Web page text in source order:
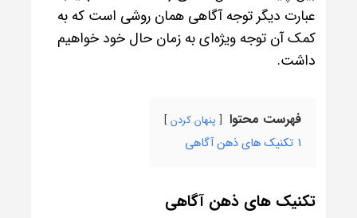
عبارت دیگر توجه آگاهی همان روشی است که به
کمک آن توجه ویژه‌ای به زمان حال خود خواهیم
داشت.
فهرست محتوا پنهان کردن
1 تکنیک های ذهن آگاهی
تکنیک های ذهن آگاهی